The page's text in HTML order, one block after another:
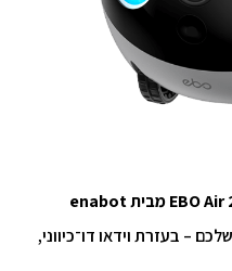
– בעזרת וידאו דו־כיווני,